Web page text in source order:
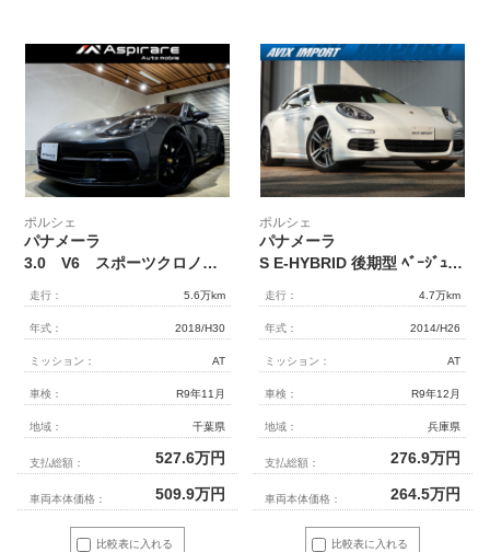
比較表に入れる
ポルシェ
パナメーラ
3.0 V6 スポーツクロノパッケージ エクスクルーシブ21インチサテンアルミホイール ブラックレザー エントリードライブ ヘッドレストエンボス ソフトクローズドア PCM[ナビ リアカメラ
走行： 5.6万km
年式： 2018/H30
ミッション： AT
車検： R9年11月
地域： 千葉県
支払総額： 527.6万円
車両本体価格： 509.9万円
比較表に入れる
ポルシェ
パナメーラ
S E-HYBRID 後期型 ﾍﾞｰｼﾞｭ革 ｽﾎﾟｰﾂｸﾛﾉPKG ｴﾝﾄﾘｰD LEDﾍｯﾄﾞﾗｲﾄ(PDLS+) PASMｴｱｻｽ ｸﾙｺﾝ 14WAY 純正SDﾅﾋﾞ地ﾃﾞｼﾞ LCA ｼｰﾄﾋｰﾀｰ ｻﾗｳﾝﾄﾞﾋﾞｭｰｶﾒﾗ ｿﾌﾄｸﾛｰｽﾞﾄﾞｱ 電動ﾘｱｹﾞｰﾄ 専用ｷｬﾘﾊﾟｰ 純正21AW 4人乗 禁煙車 下取車 正規D車
走行： 4.7万km
年式： 2014/H26
ミッション： AT
車検： R9年12月
地域： 兵庫県
支払総額： 276.9万円
車両本体価格： 264.5万円